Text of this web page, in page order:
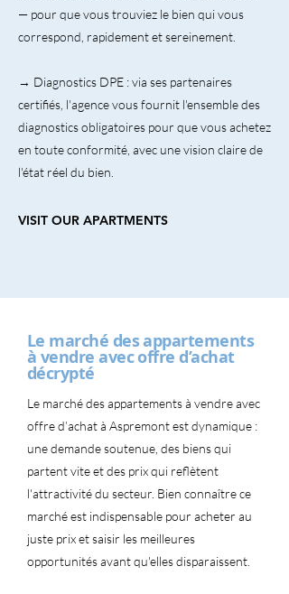
— pour que vous trouviez le bien qui vous
correspond, rapidement et sereinement.
→ Diagnostics DPE : via ses partenaires
certifiés, l'agence vous fournit l'ensemble des
diagnostics obligatoires pour que vous achetez
en toute conformité, avec une vision claire de
l'état réel du bien.
VISIT OUR APARTMENTS
Le marché des appartements
à vendre avec offre d’achat
décrypté
Le marché des appartements à vendre avec
offre d’achat à Aspremont est dynamique :
une demande soutenue, des biens qui
partent vite et des prix qui reflètent
l'attractivité du secteur. Bien connaître ce
marché est indispensable pour acheter au
juste prix et saisir les meilleures
opportunités avant qu'elles disparaissent.